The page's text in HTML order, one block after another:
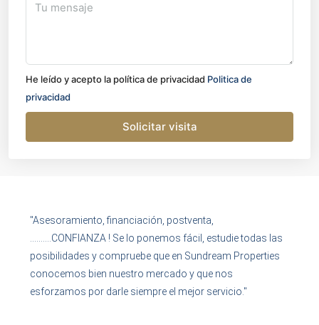
He leído y acepto la política de privacidad Politica de
privacidad
Solicitar visita
"Asesoramiento, financiación, postventa,
……….CONFIANZA ! Se lo ponemos fácil, estudie todas las
posibilidades y compruebe que en Sundream Properties
conocemos bien nuestro mercado y que nos
esforzamos por darle siempre el mejor servicio."